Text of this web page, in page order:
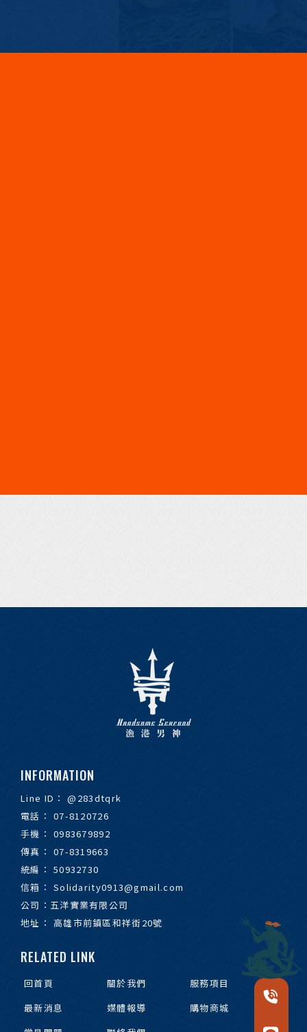
@283dtqrk
07-8120726
0983679892
07-8319663
50932730
Solidarity0913@gmail.com
高雄市前鎮區和祥街20號
回首頁 關於我們
服務項目
最新消息
媒體報導
購物商城